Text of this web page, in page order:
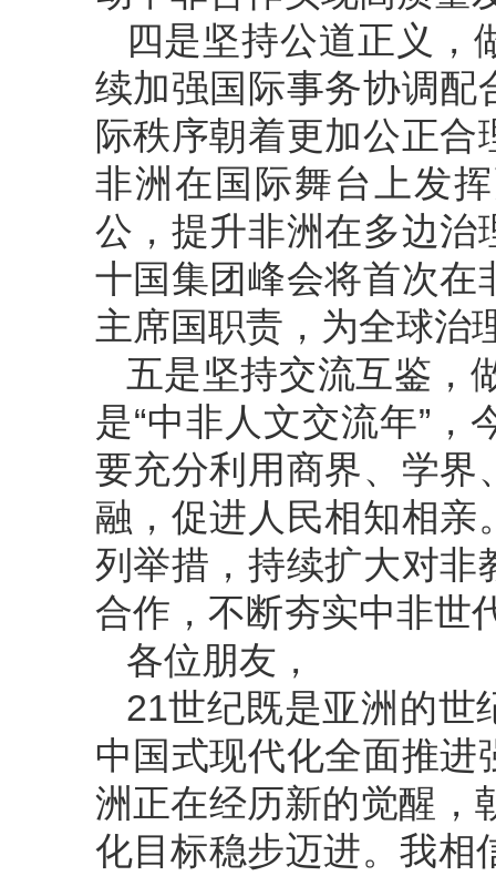
四是坚持公道正义，
续加强国际事务协调配
际秩序朝着更加公正
非洲在国际舞台上发
公，提升非洲在多边治
十国集团峰会将首次在
主席国职责，为全球治
五是坚持交流互鉴，
是“中非人文交流年”
要充分利用商界、学界
融，促进人民相知相亲
列举措，持续扩大对非
合作，不断夯实中非世
各位朋友，
21世纪既是亚洲的世
中国式现代化全面推
洲正在经历新的觉醒，
化目标稳步迈进。我相